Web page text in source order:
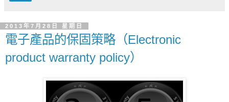
2013年7月28日 星期日
電子產品的保固策略（Electronic
product warranty policy）